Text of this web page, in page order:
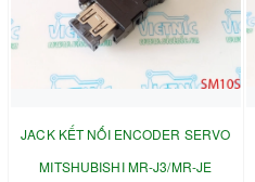
JACK KẾT NỐI ENCODER SERVO
MITSHUBISHI MR-J3/MR-JE